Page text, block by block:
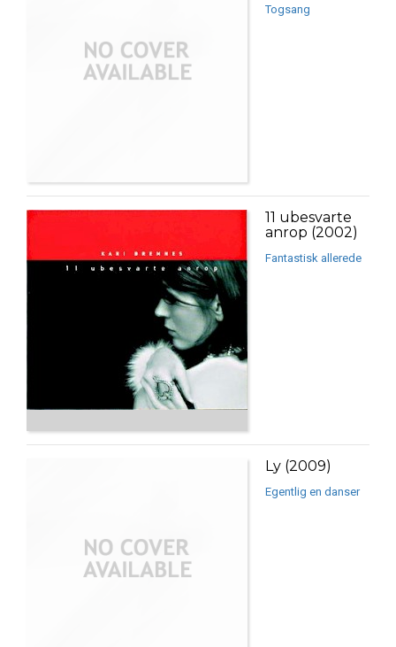
Togsang
11 ubesvarte
anrop (2002)
Fantastisk allerede
Ly (2009)
Egentlig en danser